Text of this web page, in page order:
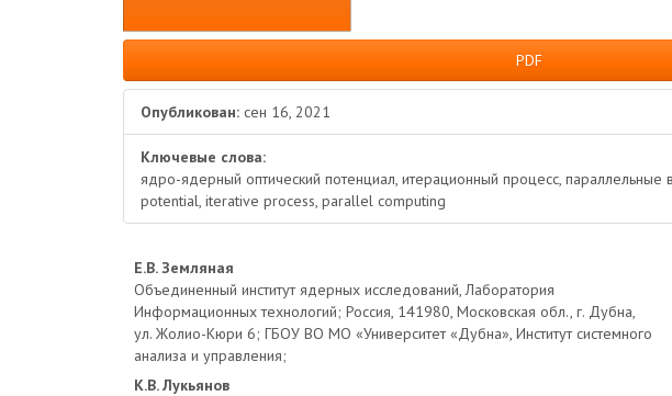
PDF
Опубликован: сен 16, 2021
Ключевые слова:
ядро-ядерный оптический потенциал, итерационный процесс,
potential, iterative process, parallel computing
Основное
содержимое
статьи
Е.В. Земляная
Объединенный институт ядерных исследований, Лаборатория
Информационных технологий; Россия, 141980, Московская обл., г. Дубна,
ул. Жолио-Кюри 6; ГБОУ ВО МО «Университет «Дубна», Институт системного
анализа и управления;
К.В. Лукьянов